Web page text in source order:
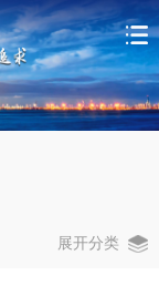
展开分类